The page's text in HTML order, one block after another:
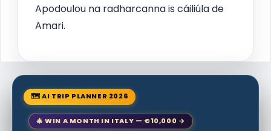
Apodoulou na radharcanna is cáiliúla de
Amari.
🗺 AI TRIP PLANNER 2026
🎄 WIN A MONTH IN ITALY — €10,000 →